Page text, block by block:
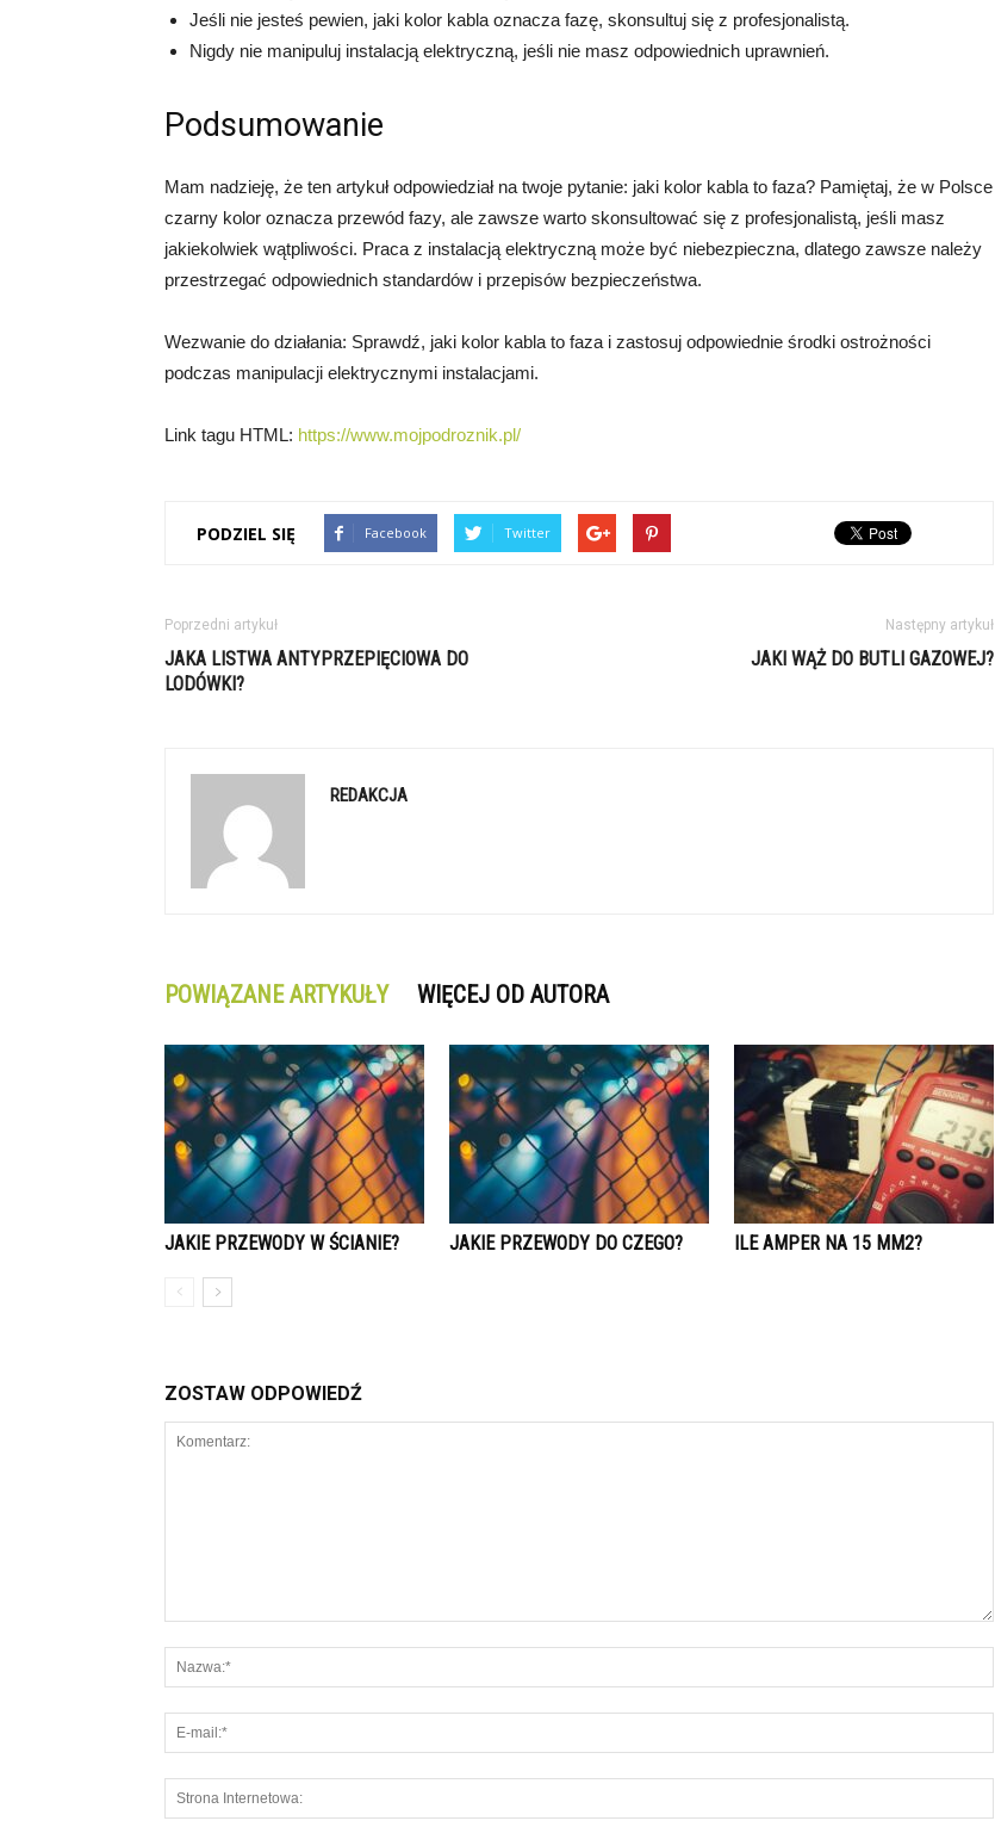
Jeśli nie jesteś pewien, jaki kolor kabla oznacza fazę, skonsultuj się z profesjonalistą.
Nigdy nie manipuluj instalacją elektryczną, jeśli nie masz odpowiednich uprawnień.
Podsumowanie
Mam nadzieję, że ten artykuł odpowiedział na twoje pytanie: jaki kolor kabla to faza? Pamiętaj, że w Polsce
czarny kolor oznacza przewód fazy, ale zawsze warto skonsultować się z profesjonalistą, jeśli masz
jakiekolwiek wątpliwości. Praca z instalacją elektryczną może być niebezpieczna, dlatego zawsze należy
przestrzegać odpowiednich standardów i przepisów bezpieczeństwa.
Wezwanie do działania: Sprawdź, jaki kolor kabla to faza i zastosuj odpowiednie środki ostrożności
podczas manipulacji elektrycznymi instalacjami.
Link tagu HTML: https://www.mojpodroznik.pl/
PODZIEL SIĘ Facebook Twitter
Poprzedni artykuł
JAKA LISTWA ANTYPRZEPIĘCIOWA DO
LODÓWKI?
Następny artykuł
JAKI WĄŻ DO BUTLI GAZOWEJ?
REDAKCJA
POWIĄZANE ARTYKUŁY WIĘCEJ OD AUTORA
JAKIE PRZEWODY W ŚCIANIE? JAKIE PRZEWODY DO CZEGO? ILE AMPER NA 15 MM2?
ZOSTAW ODPOWIEDŹ